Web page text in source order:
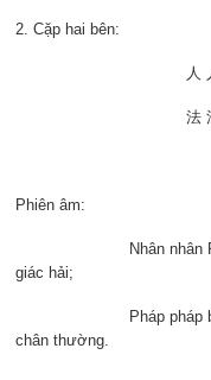
2. Cặp hai bên:
人 人 佛 性 人
法 法 平 等 法
Phiên âm:
Nhân nhân Phật
giác hải;
Pháp pháp bình
chân thường.